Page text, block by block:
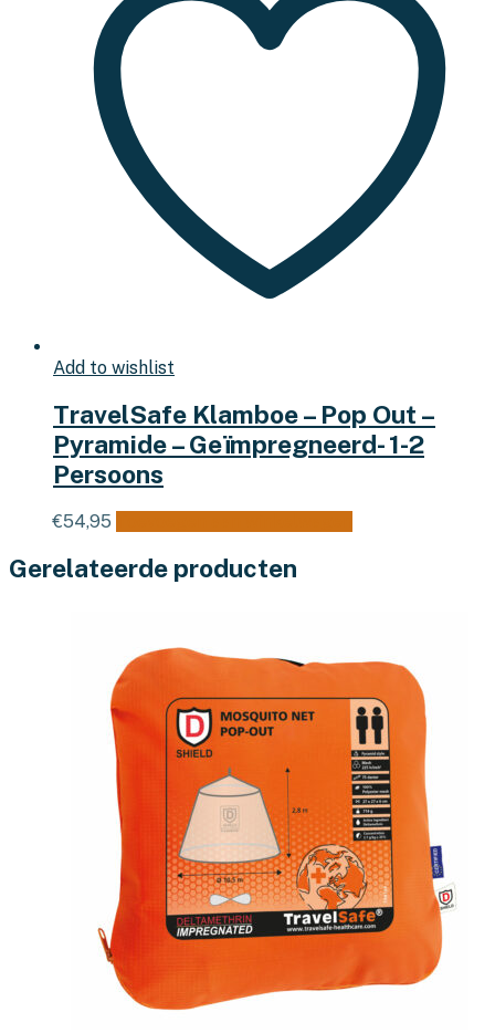
Add to wishlist
TravelSafe Klamboe – Pop Out –
Pyramide – Geïmpregneerd- 1-2
Persoons
€54,95
Gerelateerde producten